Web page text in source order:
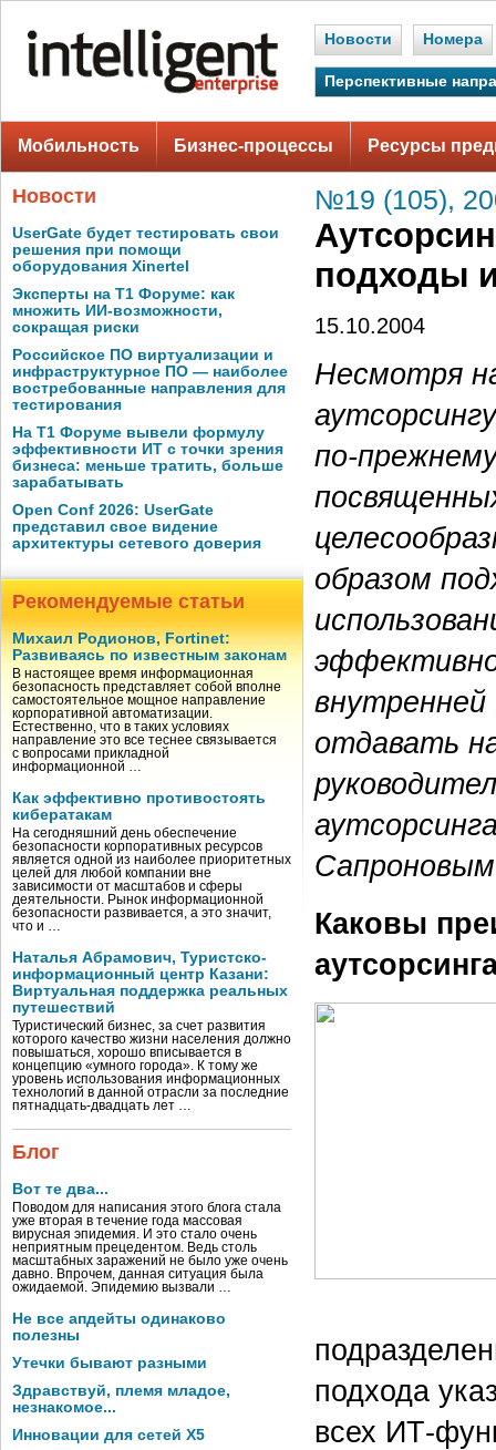
Новости Номера
Перспективные
Мобильность Бизнес-процессы Ресурсы
Новости
UserGate будет тестировать свои
решения при помощи
оборудования Xinertel
Эксперты на Т1 Форуме: как
множить ИИ-возможности,
сокращая риски
Российское ПО виртуализации и
инфраструктурное ПО — наиболее
востребованные направления для
тестирования
На Т1 Форуме вывели формулу
эффективности ИТ с точки зрения
бизнеса: меньше тратить, больше
зарабатывать
Open Conf 2026: UserGate
представил свое видение
архитектуры сетевого доверия
Рекомендуемые статьи
Михаил Родионов, Fortinet:
Развиваясь по известным законам
В настоящее время информационная
безопасность представляет собой вполне
самостоятельное мощное направление
корпоративной автоматизации.
Естественно, что в таких условиях
направление это все теснее связывается
с вопросами прикладной
информационной …
Как эффективно противостоять
кибератакам
На сегодняшний день обеспечение
безопасности корпоративных ресурсов
является одной из наиболее приоритетных
целей для любой компании вне
зависимости от масштабов и сферы
деятельности. Рынок информационной
безопасности развивается, а это значит,
что и …
Наталья Абрамович, Туристско-
информационный центр Казани:
Виртуальная поддержка реальных
путешествий
Туристический бизнес, за счет развития
которого качество жизни населения должно
повышаться, хорошо вписывается в
концепцию «умного города». К тому же
уровень использования информационных
технологий в данной отрасли за последние
пятнадцать-двадцать лет …
Блог
Вот те два...
Поводом для написания этого блога стала
уже вторая в течение года массовая
вирусная эпидемия. И это стало очень
неприятным прецедентом. Ведь столь
масштабных заражений не было уже очень
давно. Впрочем, данная ситуация была
ожидаемой. Эпидемию вызвали …
Не все апдейты одинаково
полезны
Утечки бывают разными
Здравствуй, племя младое,
незнакомое...
Инновации для сетей X5
№19 (105),
подходы
15.10.2004
Несмотря
по-
образом
отдавать
Каковы
подхода
всех ИТ-